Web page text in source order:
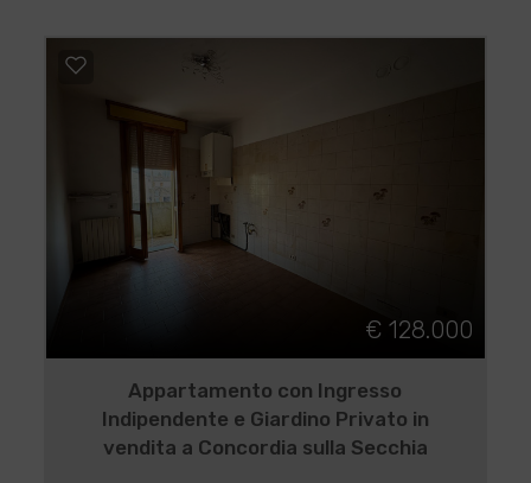
€ 128.000
Appartamento con Ingresso
Indipendente e Giardino Privato in
vendita a Concordia sulla Secchia